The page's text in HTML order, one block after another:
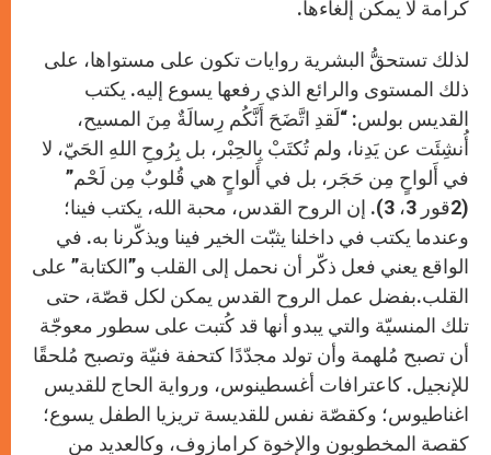
كرامة لا يمكن إلغاءها.
لذلك تستحقُّ البشرية روايات تكون على مستواها، على
ذلك المستوى والرائع الذي رفعها يسوع إليه. يكتب
القديس بولس: “لَقدِ اتَّضَحَ أَنَّكُم رِسالَةٌ مِنَ المسيح،
أُنشِئَت عن يَدِنا، ولم تُكتَبْ بِالحِبْر، بل بِرُوحِ اللهِ الحَيّ، لا
في أَلواحٍ مِن حَجَر، بل في أَلواحٍ هي قُلوبٌ مِن لَحْم”
(2قور 3، 3). إن الروح القدس، محبة الله، يكتب فينا؛
وعندما يكتب في داخلنا يثبّت الخير فينا ويذكّرنا به. في
الواقع يعني فعل ذكّر أن نحمل إلى القلب و”الكتابة” على
القلب.بفضل عمل الروح القدس يمكن لكل قصّة، حتى
تلك المنسيّة والتي يبدو أنها قد كُتبت على سطور معوجّة
أن تصبح مُلهمة وأن تولد مجدّدًا كتحفة فنيّة وتصبح مُلحقًا
للإنجيل. كاعترافات أغسطينوس، ورواية الحاج للقديس
اغناطيوس؛ وكقصّة نفس للقديسة تريزيا الطفل يسوع؛
كقصة المخطوبون والإخوة كرامازوف، وكالعديد من